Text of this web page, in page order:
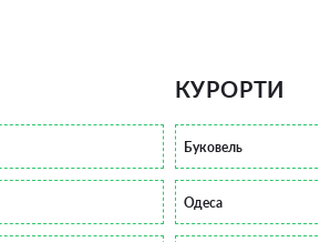
КУРОРТИ
Буковель
Одеса